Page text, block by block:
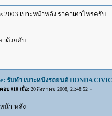
2003 เบาะหน้าหลัง ราคาเท่าไหร่ครับ
าด้วยคับ
รับทำ เบาะหนังรถยนต์ HONDA
ตอบ #10 เมื่อ:20 สิงหาคม 2008, 21:48:52 »
หน้า-หลัง